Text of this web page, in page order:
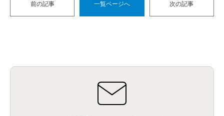
前の記事 一覧ページへ 次の記事